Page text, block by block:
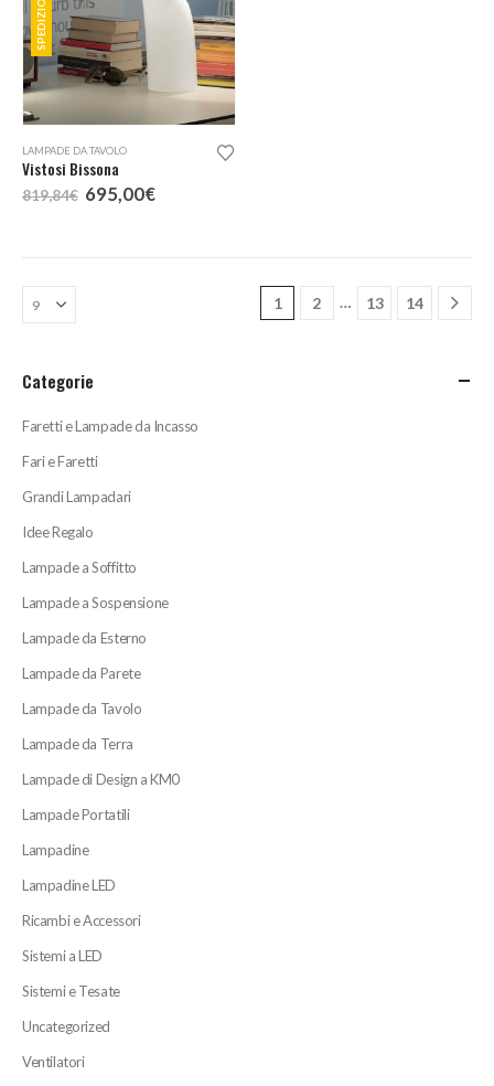
LAMPADE DA TAVOLO
Vistosi Bissona
819,84€ Il
prezzo
819,84€.
695,00€Il
695,00€.
1 2 … 13 14
Categorie
Faretti e Lampade da Incasso
Fari e Faretti
Grandi Lampadari
Idee Regalo
Lampade a Soffitto
Lampade a Sospensione
Lampade da Esterno
Lampade da Parete
Lampade da Tavolo
Lampade da Terra
Lampade di Design a KM0
Lampade Portatili
Lampadine
Lampadine LED
Ricambi e Accessori
Sistemi a LED
Sistemi e Tesate
Uncategorized
Ventilatori